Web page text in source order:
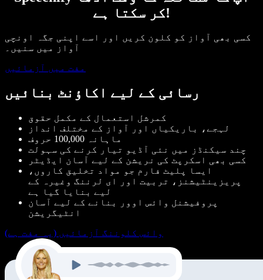
کر سکتا ہے!
کسی بھی آواز کو کلون کریں اور اسے اپنی جگہ اونچی
آواز میں سنیں۔
مفت میں آزمائیں
رسائی کے لیے اکاؤنٹ بنائیں
کمرشل استعمال کے مکمل حقوق
لہجے، باریکیاں اور آواز کے مختلف انداز
ماہانہ 100,000 حروف
چند سیکنڈز میں نئی آڈیو تیار کرنے کی سہولت
کسی بھی اسکرپٹ کی نریشن کے لیے آسان ایڈیٹر
ایسا پلیٹ فارم جو مواد تخلیق کاروں،
پریزینٹیشنز، تربیت اور ای لرننگ وغیرہ کے
لیے بنایا گیا ہے
پروفیشنل وائس اوور بنانے کے لیے آسان
وائس کلوننگ آزمائیں (یہ مفت ہے)